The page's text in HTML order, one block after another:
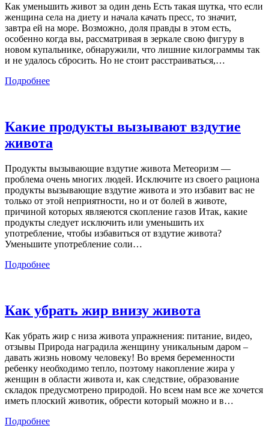
Как уменьшить живот за один день Есть такая шутка, что если
женщина села на диету и начала качать пресс, то значит,
завтра ей на море. Возможно, доля правды в этом есть,
особенно когда вы, рассматривая в зеркале свою фигуру в
новом купальнике, обнаружили, что лишние килограммы так
и не удалось сбросить. Но не стоит расстраиваться,…
Подробнее
Какие продукты вызывают вздутие
живота
Продукты вызывающие вздутие живота Метеоризм —
проблема очень многих людей. Исключите из своего рациона
продукты вызывающие вздутие живота и это избавит вас не
только от этой неприятности, но и от болей в животе,
причиной которых являеются скопление газов Итак, какие
продукты следует исключить или уменьшить их
употребление, чтобы избавиться от вздутие живота?
Уменьшите употребление соли…
Подробнее
Как убрать жир внизу живота
Как убрать жир с низа живота упражнения: питание, видео,
отзывы Природа наградила женщину уникальным даром –
давать жизнь новому человеку! Во время беременности
ребенку необходимо тепло, поэтому накопление жира у
женщин в области живота и, как следствие, образование
складок предусмотрено природой. Но всем нам все же хочется
иметь плоский животик, обрести который можно и в…
Подробнее